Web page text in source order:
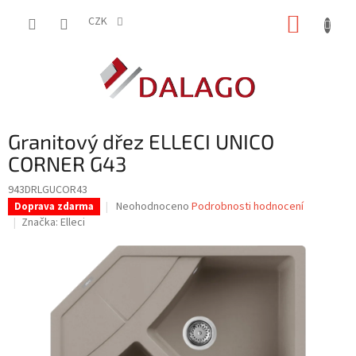
CZK
Granitový dřez ELLECI UNICO
CORNER G43
943DRLGUCOR43
Doprava zdarma
Průměrné
je
0,0
hvězdiček.
Neohodnoceno Podrobnosti hodnocení
Značka: Elleci